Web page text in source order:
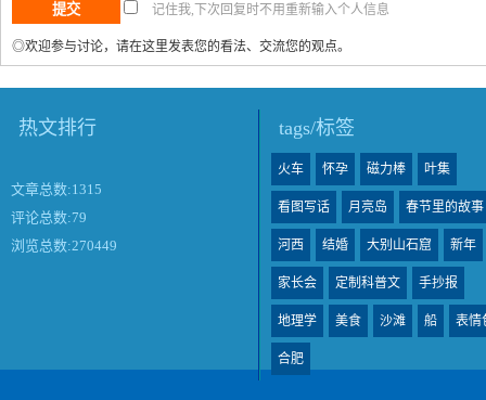
记住我,下次回复时不用重新输入个人信息
◎欢迎参与讨论，请在这里发表您的看法、交流您的观点。
热文排行
文章总数:1315
评论总数:79
浏览总数:270449
tags/标签
火车 怀孕 磁力棒 叶集
看图写话 月亮岛 春节里的故事
河西 结婚 大别山石窟 新年
家长会 定制科普文 手抄报
地理学 美食 沙滩 船 表情
合肥